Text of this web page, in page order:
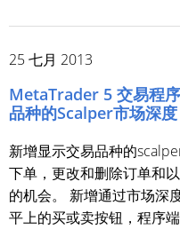
25 七月 2013
MetaTrader 5 交易程
品种的Scalper市场深度
新增显示交易品种的
下单，更改和删除订单和
的机会。 新增通过市场深
平上的买或卖按钮，程序